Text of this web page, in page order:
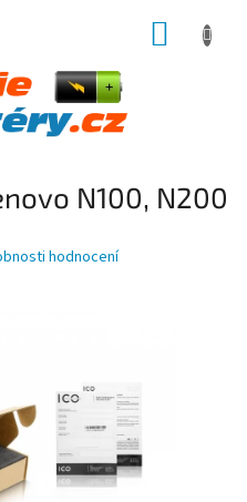
N100, N200
hodnocení